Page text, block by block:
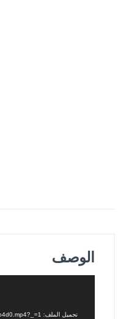
الوصف
تحميل الملف: https://alasrarperfumes.com/wp-content/uploads/2026/05/WhatsApp-Video-2025-04-19-at-08.55.57_f091b4d0.mp4?_=1